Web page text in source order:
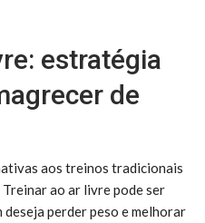
estratégia
de
aos treinos tradicionais
Treinar ao ar livre pode ser
deseja perder peso e melhorar